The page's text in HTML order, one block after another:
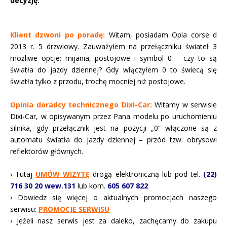
Klient dzwoni po poradę: Witam, posiadam Opla corse d
2013 r. 5 drzwiowy. Zauważyłem na przełączniku świateł 3
możliwe opcje: mijania, postojowe i symbol 0 – czy to są
światła do jazdy dziennej? Gdy włączyłem 0 to świecą się
światła tylko z przodu, trochę mocniej niż postojowe.
Opinia doradcy technicznego Dixi-Car: Witamy w serwisie
Dixi-Car, w opisywanym przez Pana modelu po uruchomieniu
silnika, gdy przełącznik jest na pozycji „0” włączone są z
automatu światła do jazdy dziennej – przód tzw. obrysowi
reflektorów głównych.
› Tutaj UMÓW WIZYTĘ drogą elektroniczną lub pod tel. (22)
716 30 20 wew.131 lub kom. 605 607 822
› Dowiedz się więcej o aktualnych promocjach naszego
serwisu: PROMOCJE SERWISU
› Jeżeli nasz serwis jest za daleko, zachęcamy do zakupu